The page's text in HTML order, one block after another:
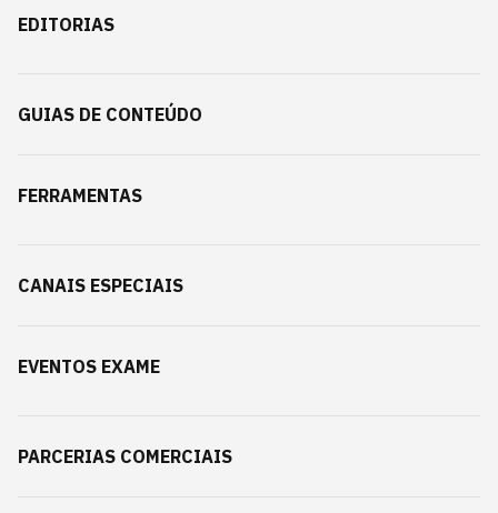
EDITORIAS
GUIAS DE CONTEÚDO
FERRAMENTAS
CANAIS ESPECIAIS
EVENTOS EXAME
PARCERIAS COMERCIAIS